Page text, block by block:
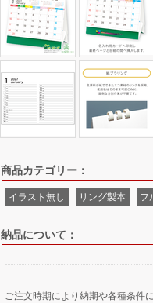
商品カテゴリー：
イラスト無し リング製本 フ
納品について：
ご注文時期により納期や各種条件